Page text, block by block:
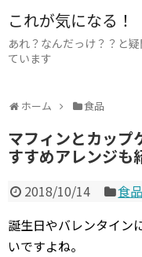
これが気になる！
あれ？なんだっけ？？と
ています
ホーム 食品
マフィンとカップ
すすめアレンジも
2018/10/14
食品
誕生日やバレンタイン
いですよね。